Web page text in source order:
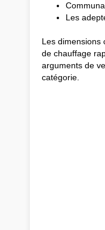
Les
Les dimensions
de chauffage
arguments de
catégorie.